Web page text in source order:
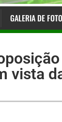
GALERIA DE
vista